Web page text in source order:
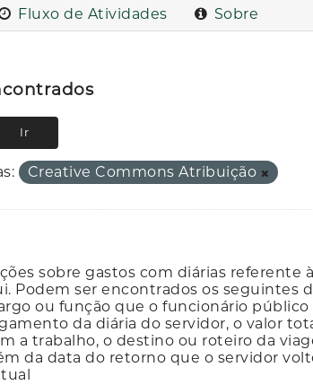
Fluxo de Atividades Sobre
Ir
Creative Commons Atribuição
sobre gastos com diárias referente
Podem ser encontrados os seguintes
ou função que o funcionário público
da diária do servidor, o valor
a trabalho, o destino ou roteiro da
da data do retorno que o servidor